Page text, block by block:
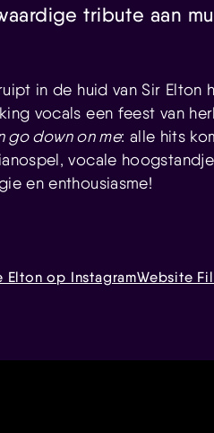
tribute aan
in de huid van Sir Elton
vocals een feest van
go down on me: alle hits
vocale
en enthousiasme!
Elton op InstagramWebsite